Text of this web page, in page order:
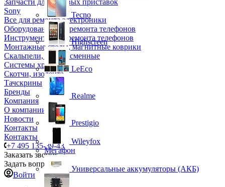
Запчасти для игровых приставок
Sony
Все для ремонта электроники
Оборудование для ремонта телефонов
Инструменты для ремонта телефонов
Монтажные столы, магнитные коврики
Скальпели, лезвия сменные
Системы хранения
Скотчи, изолента
Тачскрины
Бренды
Компания
О компании
Новости
Контакты
Контакты
+7 495 135-39-43
Заказать звонок
Задать вопрос
Войти
Tecno
Highscreen
LeEco
Realme
Prestigio
Wileyfox
Мегафон
Универсальные аккумуляторы (АКБ)